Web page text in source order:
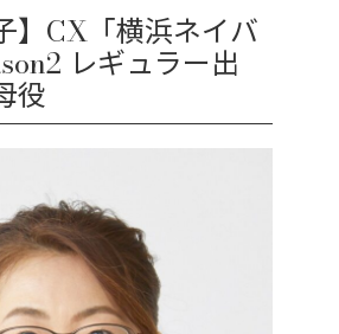
】CX「横浜ネイバ
レギュラー出
役